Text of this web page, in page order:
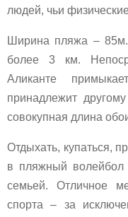
людей, чьи
Ширина пляжа –
более 3 км.
Аликанте примыкает
принадлежит
совокупная длина
Отдыхать, купаться,
в пляжный
семьей. Отличное
спорта – за